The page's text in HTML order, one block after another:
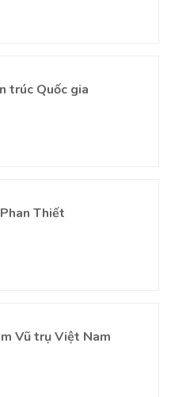
trúc Quốc gia
Thiết
Vũ trụ Việt Nam